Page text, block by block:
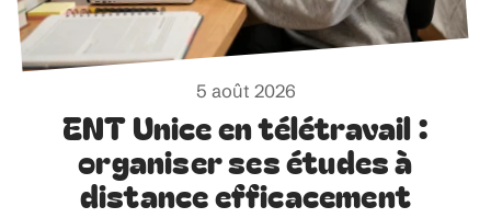
5 août 2026
ENT Unice en télétravail :
organiser ses études à
distance efficacement